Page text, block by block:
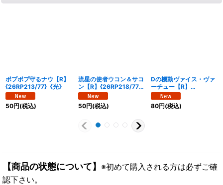
ポプポプ守るナウ【R】
{26RP213/77}《光》
50円(税込)
流星の使者ウコン＆サコ
ン【R】{26RP218/77}
《火》
50円(税込)
Dの機動ヴァイス・ヴァ
ーチュー【R】
{26RP215/77}《水》
80円(税込)
【商品の状態について】 ※初めて購入される方は必ずご確
認下さい。